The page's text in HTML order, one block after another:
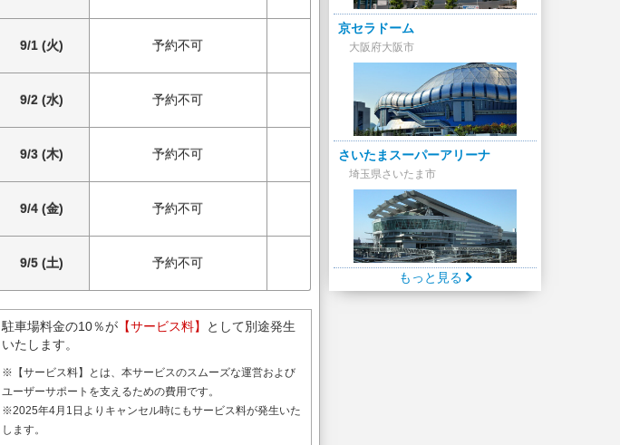
9/1 (火) 予約不可
9/2 (水) 予約不可
9/3 (木) 予約不可
9/4 (金) 予約不可
9/5 (土) 予約不可
駐車場料金の10％が【サービス料】
として別途発生
いたします。
※【サービス料】とは、本サービスのスムーズな運営および
ユーザーサポートを支えるための費用です。
※2025年4月1日よりキャンセル時にもサービス料が発生いた
します。
京セラドーム
大阪府大阪市
さいたまスーパーアリーナ
埼玉県さいたま市
もっと見る